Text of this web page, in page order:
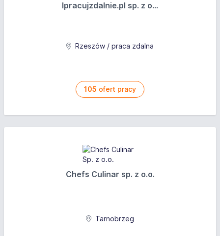
stanowisku.
Wynagrodzenie brutto: od 4 642 PLN
Ipracujzdalnie.pl sp. z o...
Rzeszów / praca zdalna
105 ofert pracy
Chefs Culinar sp. z o.o.
Tarnobrzeg